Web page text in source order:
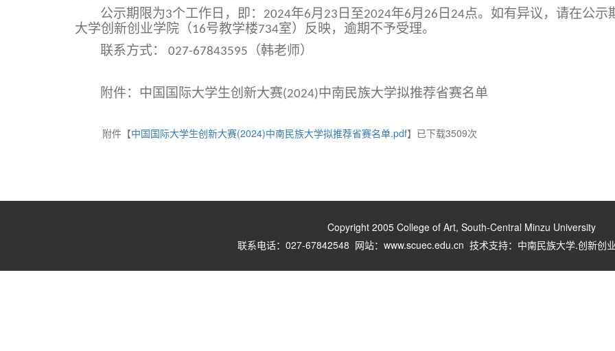
公示期限为3个工作日，即： 2024年6月 23 日至2024年6月 26 日 24点。如有异议，请在公示
大学创新创业学院（ 16号教学楼734室）反映，逾期不予受理。
联系方式：
027-67843595 （韩老师）
附件：中国国际大学生创新大赛(2024)中南民族大学拟推荐省赛名单
附件【中国国际大学生创新大赛(2024)中南民族大学拟推荐省赛名单.pdf】已下载3509次
Copyright 2005 College of Art, South-Central Minzu University
联系电话：027-67842548 网站：www.scuec.edu.cn 技术支持：中南民族大学.创新